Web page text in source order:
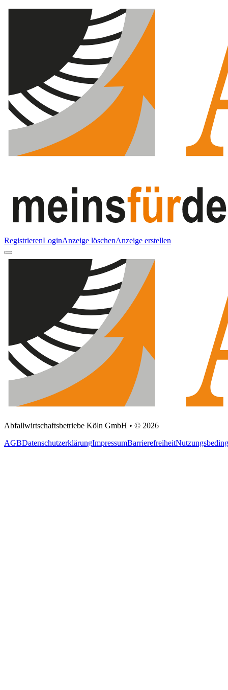
RegistrierenLoginAnzeige löschenAnzeige erstellen
Abfallwirtschaftsbetriebe Köln GmbH • © 2026
AGBDatenschutzerklärungImpressumBarrierefreiheit